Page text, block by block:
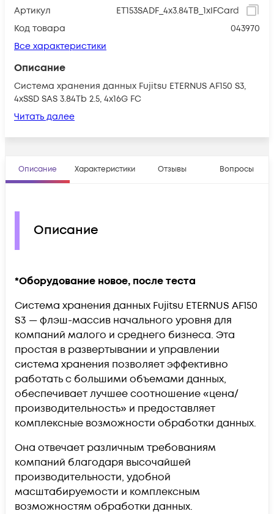
Артикул
ET153SADF_4x3.84TB_1xIFCard
Код товара
043970
Все характеристики
Описание
Система хранения данных Fujitsu ETERNUS AF150 S3,
4xSSD SAS 3.84Tb 2.5, 4x16G FC
Читать далее
Описание Характеристики Отзывы Вопросы
Описание
*Оборудование новое, после теста
Система хранения данных Fujitsu ETERNUS AF150
S3 — флэш-массив начального уровня для
компаний малого и среднего бизнеса. Эта
простая в развертывании и управлении
система хранения позволяет эффективно
работать с большими объемами данных,
обеспечивает лучшее соотношение «цена/
производительность» и предоставляет
комплексные возможности обработки данных.
Она отвечает различным требованиям
компаний благодаря высочайшей
производительности, удобной
масштабируемости и комплексным
возможностям обработки данных.